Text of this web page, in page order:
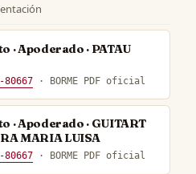
· Apoderado · PATAU
80667 · BORME PDF oficial
· Apoderado · GUITART
MARIA LUISA
80667 · BORME PDF oficial